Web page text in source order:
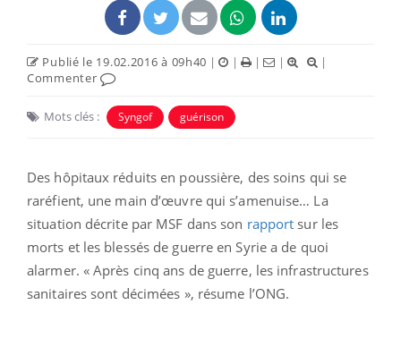
Publié le 19.02.2016 à 09h40 | | | |
|
Commenter
Mots clés : Syngof guérison
Des hôpitaux réduits en poussière, des soins qui se
raréfient, une main d’œuvre qui s’amenuise… La
situation décrite par MSF dans son rapport sur les
morts et les blessés de guerre en Syrie a de quoi
alarmer. « Après cinq ans de guerre, les infrastructures
sanitaires sont décimées », résume l’ONG.